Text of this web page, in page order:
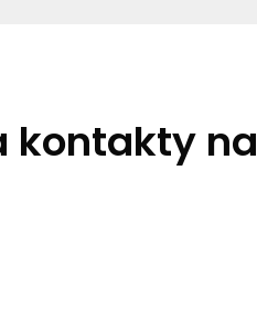
kontakty na